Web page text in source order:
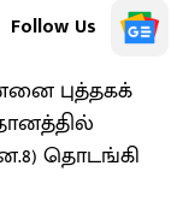
Follow Us
புத்தகக்
தொடங்கி